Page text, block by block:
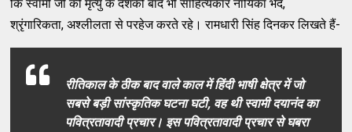
कि स्‍वामी जी की मृत्‍यु के दशकों बाद भी साहित्‍यकार नायिका भेद,
श्रृंगारिकता, अश्‍लीलता से परहेज करते रहे। रामधारी सिंह दिनकर लिखते हैं-
रीतिकाल के ठीक बाद वाले काल में हिंदी भाषी क्षेत्र में जो
सबसे बड़ी सांस्‍कृतिक घटना घटी, वह थी स्‍वामी दयानंद का
पवित्रतावादी प्रचार। इस पवित्रतावादी प्रचार से घबरा